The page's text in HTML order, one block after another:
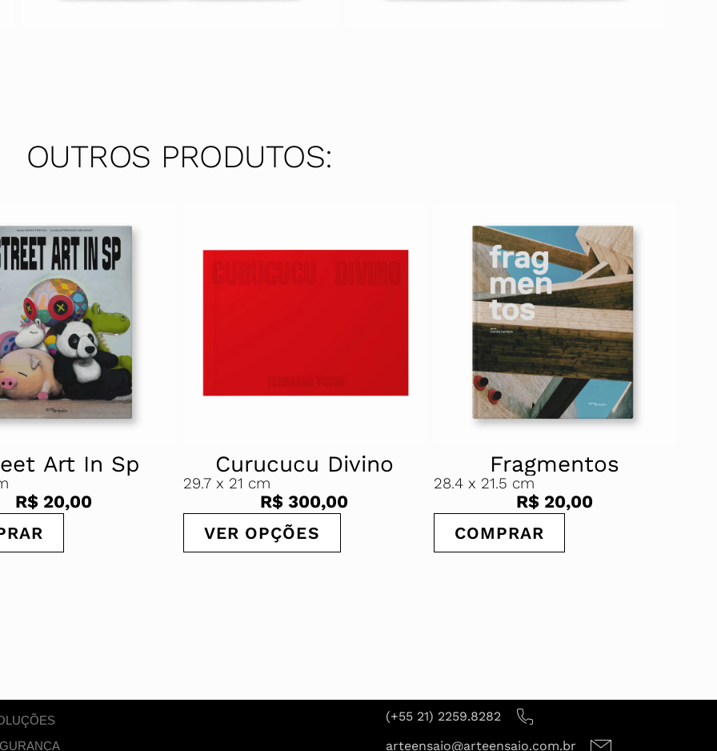
OUTROS PRODUTOS:
Art In Sp
R$ 20,00
Curucucu Divino
29.7x 21 cm
R$ 300,00
VER OPÇÕES
Fragmentos
28.4x 21.5 cm
R$ 20,00
COMPRAR
(+55 21) 2259.8282
arteensaio@arteensaio.com.br